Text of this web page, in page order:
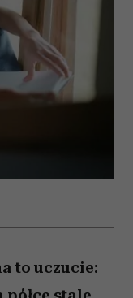
to uczucie: